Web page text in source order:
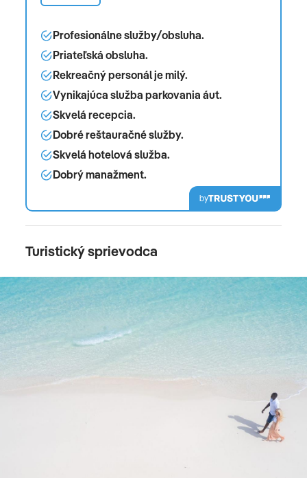
Profesionálne služby/obsluha.
Priateľská obsluha.
Rekreačný personál je milý.
Vynikajúca služba parkovania áut.
Skvelá recepcia.
Dobré reštauračné služby.
Skvelá hotelová služba.
Dobrý manažment.
by
Turistický sprievodca